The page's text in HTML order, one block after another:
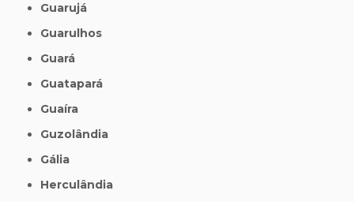
Guarujá
Guarulhos
Guará
Guatapará
Guaíra
Guzolândia
Gália
Herculândia